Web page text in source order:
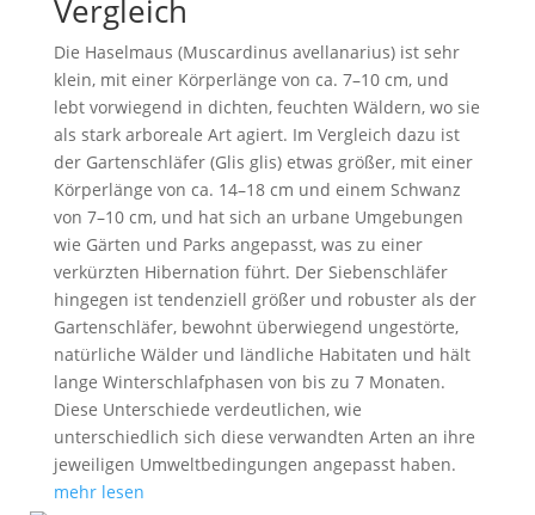
Vergleich
Die Haselmaus (Muscardinus avellanarius) ist sehr
klein, mit einer Körperlänge von ca. 7–10 cm, und
lebt vorwiegend in dichten, feuchten Wäldern, wo sie
als stark arboreale Art agiert. Im Vergleich dazu ist
der Gartenschläfer (Glis glis) etwas größer, mit einer
Körperlänge von ca. 14–18 cm und einem Schwanz
von 7–10 cm, und hat sich an urbane Umgebungen
wie Gärten und Parks angepasst, was zu einer
verkürzten Hibernation führt. Der Siebenschläfer
hingegen ist tendenziell größer und robuster als der
Gartenschläfer, bewohnt überwiegend ungestörte,
natürliche Wälder und ländliche Habitaten und hält
lange Winterschlafphasen von bis zu 7 Monaten.
Diese Unterschiede verdeutlichen, wie
unterschiedlich sich diese verwandten Arten an ihre
jeweiligen Umweltbedingungen angepasst haben.
mehr lesen